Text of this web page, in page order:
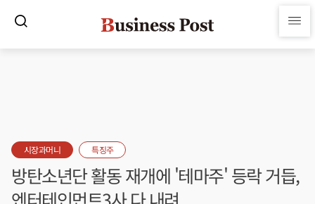
시장과머니 특징주
방탄소년단 활동 재개에 '테마주' 등락 거듭,